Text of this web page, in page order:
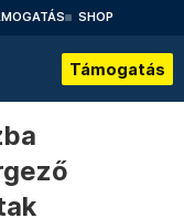
SHOP
Támogatás